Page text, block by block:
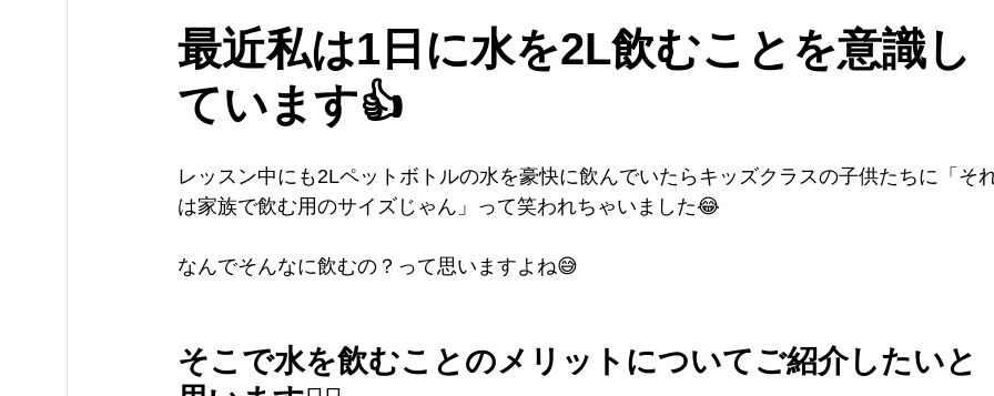
最近私は1日に水を2L飲むことを意識し
ています👍
レッスン中にも2Lペットボトルの水を豪快に飲んでいたらキッズクラスの子供たちに「そ
は家族で飲む用のサイズじゃん」って笑われちゃいました😂
なんでそんなに飲むの？って思いますよね😅
そこで水を飲むことのメリットについてご紹介したいと